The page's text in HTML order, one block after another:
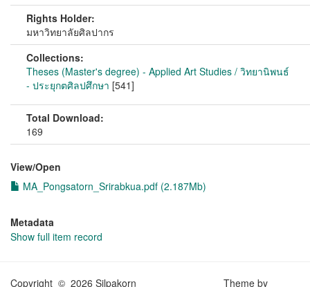
Rights Holder:
มหาวิทยาลัยศิลปากร
Collections:
Theses (Master's degree) - Applied Art Studies / วิทยานิพนธ์
- ประยุกตศิลปศึกษา [541]
Total Download:
169
View/Open
MA_Pongsatorn_Srirabkua.pdf (2.187Mb)
Metadata
Show full item record
Copyright © 2026 Silpakorn Theme by